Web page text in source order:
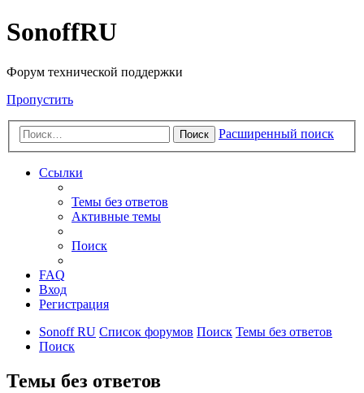
SonoffRU
Форум технической поддержки
Пропустить
Поиск Расширенный поиск
Ссылки
Темы без ответов
Активные темы
Поиск
FAQ
Вход
Регистрация
Sonoff RU Список форумов Поиск Темы без ответов
Поиск
Темы без ответов